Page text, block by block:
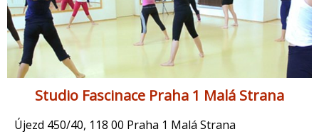
Studio Fascinace Praha 1 Malá Strana
Újezd 450/40, 118 00 Praha 1 Malá Strana